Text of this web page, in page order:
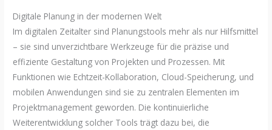
Digitale Planung in der modernen Welt
Im digitalen Zeitalter sind Planungstools mehr als nur Hilfsmittel
– sie sind unverzichtbare Werkzeuge für die präzise und
effiziente Gestaltung von Projekten und Prozessen. Mit
Funktionen wie Echtzeit-Kollaboration, Cloud-Speicherung, und
mobilen Anwendungen sind sie zu zentralen Elementen im
Projektmanagement geworden. Die kontinuierliche
Weiterentwicklung solcher Tools trägt dazu bei, die